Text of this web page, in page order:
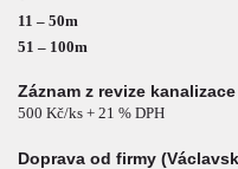
11 – 50m
51 – 100m
Záznam z revize
500 Kč/ks + 21 % DPH
Doprava od firmy